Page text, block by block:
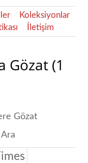
Koleksiyonlar
İletişim
Gözat (1
Gözat
Ara